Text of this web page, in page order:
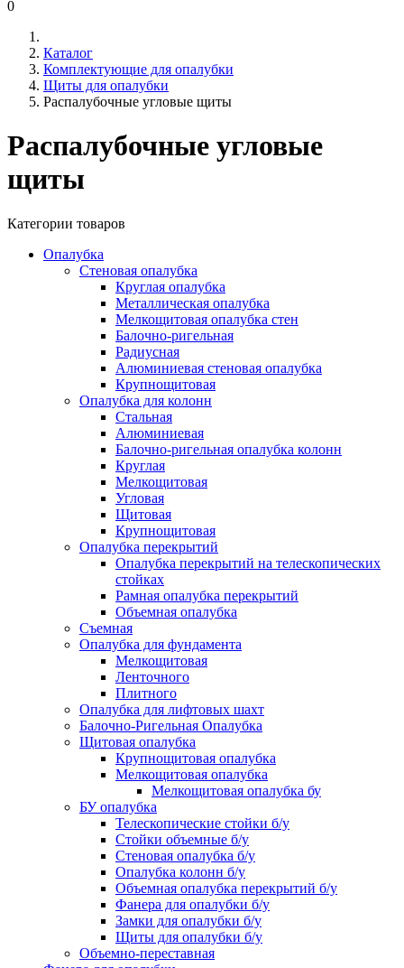
0
Каталог
Комплектующие для опалубки
Щиты для опалубки
Распалубочные угловые щиты
Распалубочные угловые
щиты
Категории товаров
Опалубка
Стеновая опалубка
Круглая опалубка
Металлическая опалубка
Мелкощитовая опалубка стен
Балочно-ригельная
Радиусная
Алюминиевая стеновая опалубка
Крупнощитовая
Опалубка для колонн
Стальная
Алюминиевая
Балочно-ригельная опалубка колонн
Круглая
Мелкощитовая
Угловая
Щитовая
Крупнощитовая
Опалубка перекрытий
Опалубка перекрытий на телескопических
стойках
Рамная опалубка перекрытий
Объемная опалубка
Съемная
Опалубка для фундамента
Мелкощитовая
Ленточного
Плитного
Опалубка для лифтовых шахт
Балочно-Ригельная Опалубка
Щитовая опалубка
Крупнощитовая опалубка
Мелкощитовая опалубка
Мелкощитовая опалубка бу
БУ опалубка
Телескопические стойки б/у
Стойки объемные б/у
Стеновая опалубка б/у
Опалубка колонн б/у
Объемная опалубка перекрытий б/у
Фанера для опалубки б/у
Замки для опалубки б/у
Щиты для опалубки б/у
Объемно-переставная